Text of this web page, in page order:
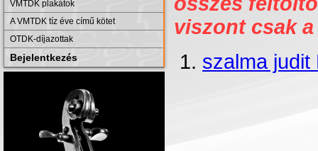
VMTDK plakátok
A VMTDK tíz éve című kötet
OTDK-díjazottak
Bejelentkezés
viszont csak
szalma judit